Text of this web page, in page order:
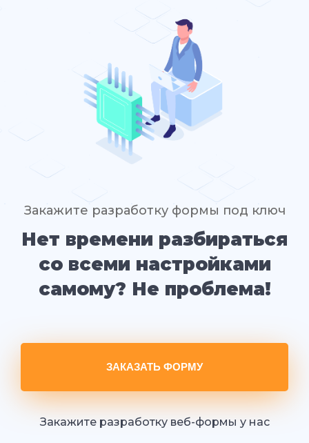
Закажите разработку формы под ключ
Нет времени разбираться
со всеми настройками
самому? Не проблема!
ЗАКАЗАТЬ ФОРМУ
Закажите разработку веб-формы у нас